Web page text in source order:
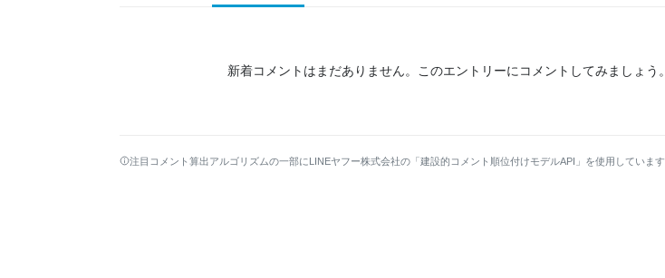
新着コメントはまだありません。 このエントリーにコメントしてみましょう。
注目コメント算出アルゴリズムの一部にLINEヤフー株式会社の「建設的コメント順位付けモデルAPI」を使用しています